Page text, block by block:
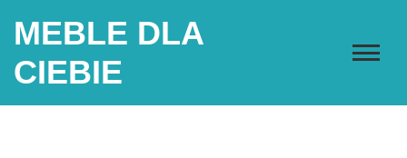
MEBLE DLA
CIEBIE